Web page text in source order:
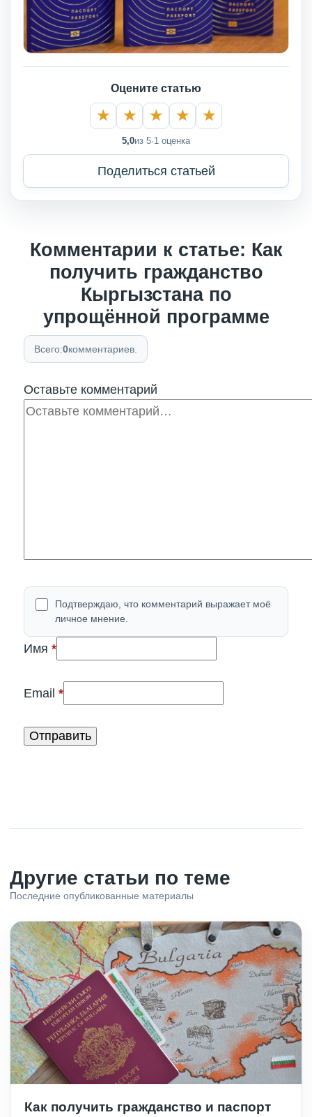
Оцените статью
5,0из 5·1 оценка
Поделиться статьей
Комментарии к статье: Как
получить гражданство
Кыргызстана по
упрощённой программе
Всего:0комментариев.
Оставьте комментарий
Комментарий
Подтверждаю, что комментарий выражает моё
личное мнение.
Имя *(обязательно)
Email *(обязательно)
Другие статьи по теме
Последние опубликованные материалы
Как получить гражданство и паспорт